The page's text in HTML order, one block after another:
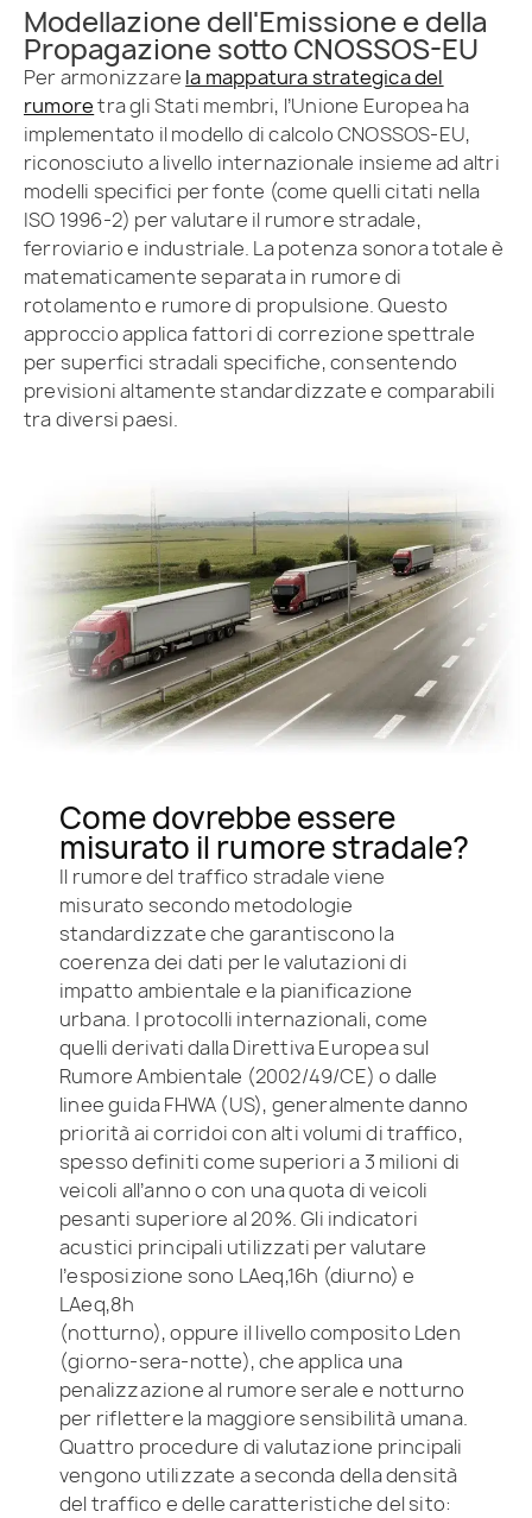
Modellazione dell'Emissione e della
Propagazione sotto CNOSSOS-EU
Per armonizzare la mappatura strategica del
rumoretra gli Stati membri, l’Unione Europea ha
implementato il modello di calcolo CNOSSOS-EU,
riconosciuto a livello internazionale insieme ad altri
modelli specifici per fonte (come quelli citati nella
ISO 1996-2) per valutare il rumore stradale,
ferroviario e industriale. La potenza sonora totale è
matematicamente separata in rumore di
rotolamento e rumore di propulsione. Questo
approccio applica fattori di correzione spettrale
per superfici stradali specifiche, consentendo
previsioni altamente standardizzate e comparabili
tra diversi paesi.
Come dovrebbe essere
misurato il rumore stradale?
Il rumore del traffico stradale viene
misurato secondo metodologie
standardizzate che garantiscono la
coerenza dei dati per le valutazioni di
impatto ambientale e la pianificazione
urbana. I protocolli internazionali, come
quelli derivati dalla Direttiva Europea sul
Rumore Ambientale (2002/49/CE) o dalle
linee guida FHWA (US), generalmente danno
priorità ai corridoi con alti volumi di traffico,
spesso definiti come superiori a 3 milioni di
veicoli all’anno o con una quota di veicoli
pesanti superiore al 20%. Gli indicatori
acustici principali utilizzati per valutare
l’esposizione sono LAeq,16h (diurno) e
LAeq,8h
(notturno), oppure il livello composito Lden
(giorno-sera-notte), che applica una
penalizzazione al rumore serale e notturno
per riflettere la maggiore sensibilità umana.
Quattro procedure di valutazione principali
vengono utilizzate a seconda della densità
del traffico e delle caratteristiche del sito: